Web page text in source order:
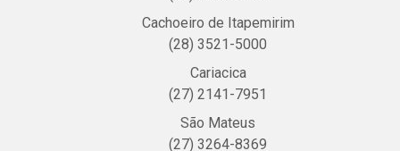
Cachoeiro de Itapemirim
(28) 3521-5000
Cariacica
(27) 2141-7951
São Mateus
(27) 3264-8369